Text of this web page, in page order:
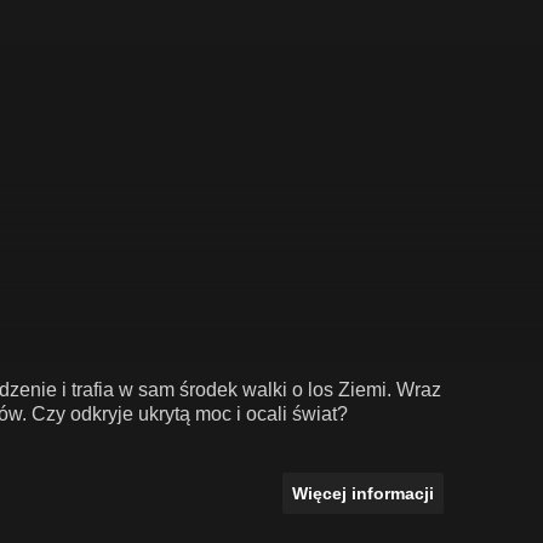
i trafia w sam środek walki o los Ziemi. Wraz
Czy odkryje ukrytą moc i ocali świat?
Więcej informacji